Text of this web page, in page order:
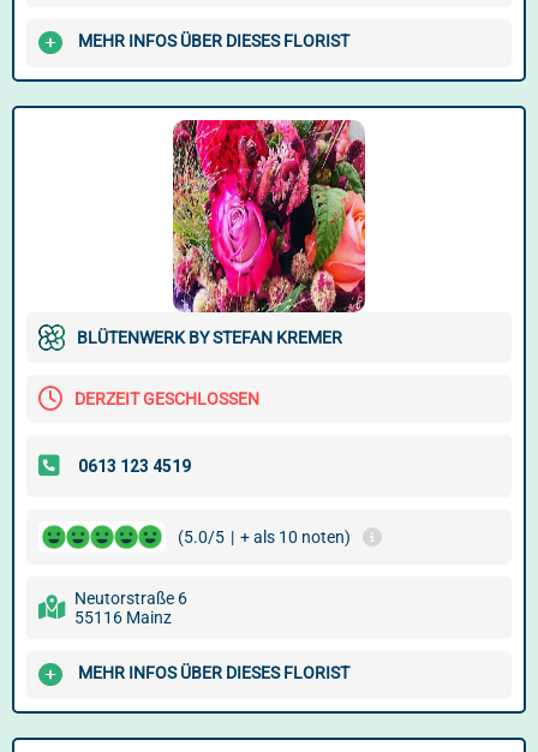
MEHR INFOS ÜBER DIESES FLORIST
BLÜTENWERK BY STEFAN KREMER
DERZEIT GESCHLOSSEN
(5.0/5 | + als 10 noten)
Neutorstraße 6
55116 Mainz
MEHR INFOS ÜBER DIESES FLORIST